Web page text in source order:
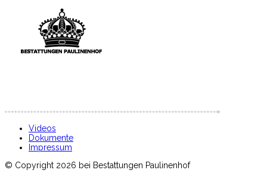
Videos
Dokumente
Impressum
© Copyright 2026 bei Bestattungen Paulinenhof